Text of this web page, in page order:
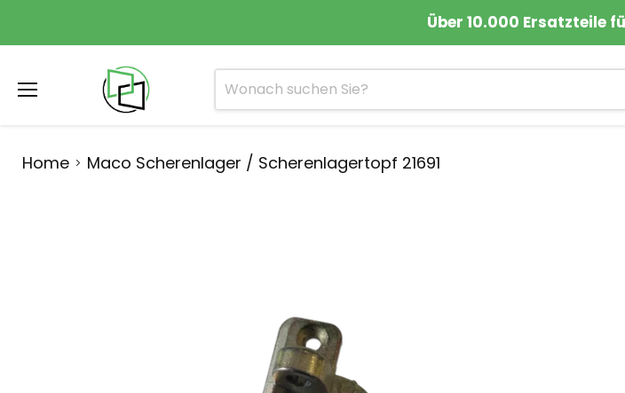
Über 10.000 Ersatzteile
Home
Maco Scherenlager / Scherenlagertopf 21691